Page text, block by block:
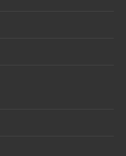
を呼び込む縁起物─2026
の巨匠たち」新作5アイテ